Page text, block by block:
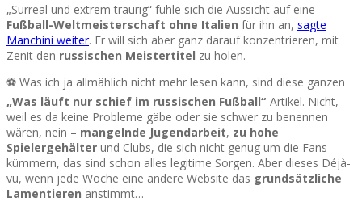
„Surreal und extrem traurig“ fühle sich die Aussicht auf eine
Fußball-Weltmeisterschaft ohne Italien für ihn an, sagte
Manchini weiter. Er will sich aber ganz darauf konzentrieren, mit
Zenit den russischen Meistertitel zu holen.
⚽ Was ich ja allmählich nicht mehr lesen kann, sind diese ganzen
„Was läuft nur schief im russischen Fußball“-Artikel. Nicht,
weil es da keine Probleme gäbe oder sie schwer zu benennen
wären, nein – mangelnde Jugendarbeit, zu hohe
Spielergehälter und Clubs, die sich nicht genug um die Fans
kümmern, das sind schon alles legitime Sorgen. Aber dieses Déjà-
vu, wenn jede Woche eine andere Website das grundsätzliche
Lamentieren anstimmt…